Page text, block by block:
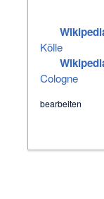
Kölle
Cologne
bearbeiten